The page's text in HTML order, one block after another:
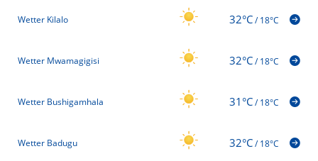
Wetter Kilalo 32°C/18°C
Wetter Mwamagigisi 32°C/18°C
Wetter Bushigamhala 31°C/18°C
Wetter Badugu 32°C/18°C